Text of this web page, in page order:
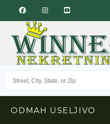
ODMAH USELJIVO